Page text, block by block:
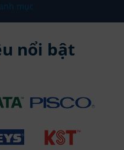
mục
nổi bật